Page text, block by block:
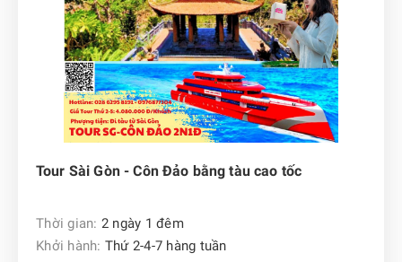
Tour Sài Gòn - Côn Đảo bằng tàu cao tốc
Thời gian: 2 ngày 1 đêm
Khởi hành: Thứ 2-4-7 hàng tuần